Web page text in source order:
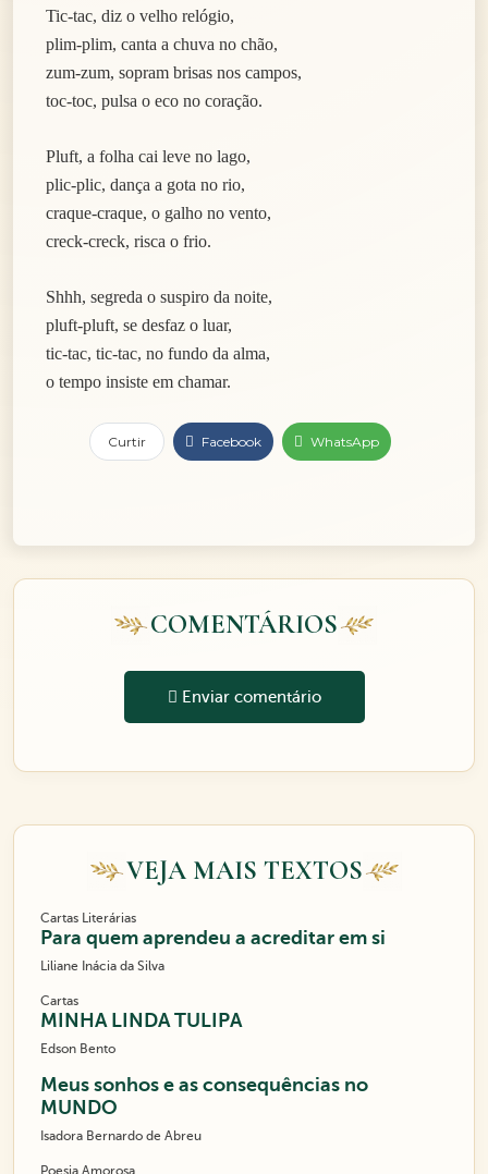
Tic-tac, diz o velho relógio,
plim-plim, canta a chuva no chão,
zum-zum, sopram brisas nos campos,
toc-toc, pulsa o eco no coração.
Pluft, a folha cai leve no lago,
plic-plic, dança a gota no rio,
craque-craque, o galho no vento,
creck-creck, risca o frio.
Shhh, segreda o suspiro da noite,
pluft-pluft, se desfaz o luar,
tic-tac, tic-tac, no fundo da alma,
o tempo insiste em chamar.
Curtir Facebook WhatsApp
COMENTÁRIOS
Enviar comentário
VEJA MAIS TEXTOS
Cartas Literárias
Para quem aprendeu a acreditar em si
Liliane Inácia da Silva
Cartas
MINHA LINDA TULIPA
Edson Bento
Meus sonhos e as consequências no
MUNDO
Isadora Bernardo de Abreu